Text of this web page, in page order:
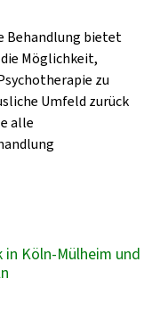
Behandlung bietet
Möglichkeit,
zu
Umfeld zurück
alle
Köln-Mülheim und